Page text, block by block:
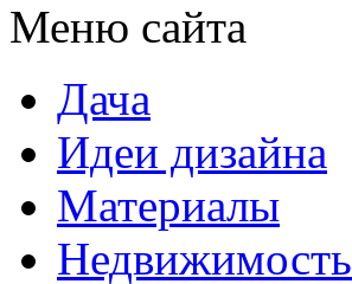
Меню сайта
Дача
Идеи дизайна
Материалы
Недвижимость